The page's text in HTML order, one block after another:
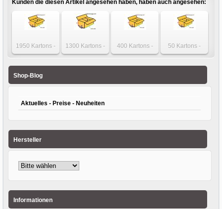
Kunden die diesen Artikel angesehen haben, haben auch angesehen:
1950 Kartons -
Karton 500 x 100
einwellig
1300 Kartons -
Karton 330 x 260
400 Kartons -
Karton 300 x 215
50 Kartons -
Karton 400 x 250
Shop-Blog
Aktuelles - Preise - Neuheiten
Hersteller
Informationen